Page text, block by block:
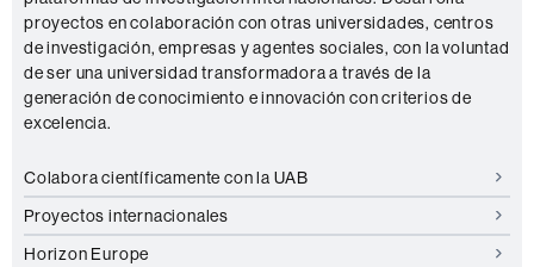
proyectos en colaboración con otras universidades, centros
de investigación, empresas y agentes sociales, con la voluntad
de ser una universidad transformadora a través de la
generación de conocimiento e innovación con criterios de
excelencia.
Colabora científicamente con la UAB
Proyectos internacionales
Horizon Europe